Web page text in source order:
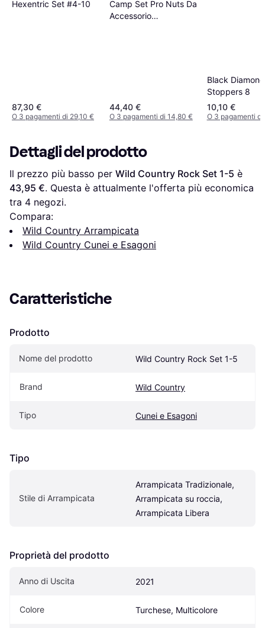
Hexentric Set #4-10
87,30 €
O 3 pagamenti di 29,10 €
Camp Set Pro Nuts Da
Accessorio
44,40 €
O 3 pagamenti di 14,80 €
Black Diamond
Stoppers 8
10,10 €
O 3 pagamenti
Dettagli del prodotto
Il prezzo più basso per Wild Country Rock Set 1-5
43,95 €. Questa è attualmente l'offerta più economica
tra 4 negozi.
Compara:
Wild Country Arrampicata
Wild Country Cunei e Esagoni
Caratteristiche
Prodotto
Nome del prodotto Wild Country Rock Set 1-5
Brand Wild Country
Tipo Cunei e Esagoni
Tipo
Stile di Arrampicata
Arrampicata Tradizionale,
Arrampicata su roccia,
Arrampicata Libera
Proprietà del prodotto
Anno di Uscita 2021
Colore Turchese, Multicolore